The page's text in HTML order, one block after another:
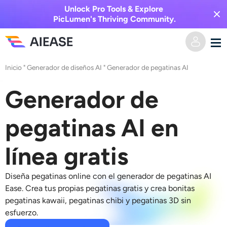
Unlock Pro Tools & Explore
PicLumen's Thriving Community.
Hogar
AI Video
Texto a video
Imagen a video
Efectos de video
Generador de besos de IA
Efectos de video
Imagen AI
Imagen a imagen
Texto a imagen
Herramientas de IA
Editor y creador de fotos
Precios
Inicio "Generador de diseños AI "Generador de pegatinas AI
Generador de
pegatinas AI en
línea gratis
Diseña pegatinas online con el generador de pegatinas AI
Ease. Crea tus propias pegatinas gratis y crea bonitas
pegatinas kawaii, pegatinas chibi y pegatinas 3D sin
esfuerzo.